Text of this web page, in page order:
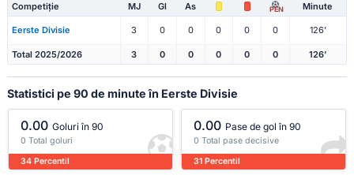
Competiție MJ Gl As PEN Minute
Eerste Divisie 3 0 0 0 0 0 126'
Total 2025/2026 3 0 0 0 0 0 126'
Statistici pe 90 de minute în Eerste Divisie
0.00 Goluri în 90
0 Total goluri
34 Percentil
0.00 Pase de gol în 90
0 Total pase decisive
31 Percentil